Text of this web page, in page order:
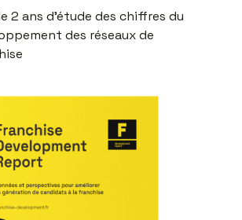
2 ans d'étude des chiffres du
des réseaux de